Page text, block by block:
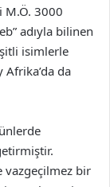
M.Ö. 3000
adıyla bilinen
isimlerle
Afrika’da da
vazgeçilmez bir